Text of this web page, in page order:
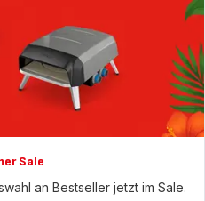
Sale
an Bestseller jetzt im Sale.